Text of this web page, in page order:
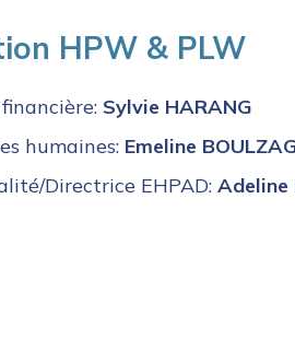
HPW & PLW
Sylvie HARANG
humaines: Emeline
Directrice EHPAD: Adeline